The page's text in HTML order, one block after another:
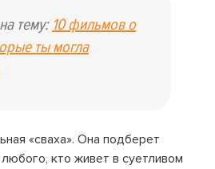
тему: 10 фильмов о
ты могла
«сваха». Она подберет
кто живет в суетливом